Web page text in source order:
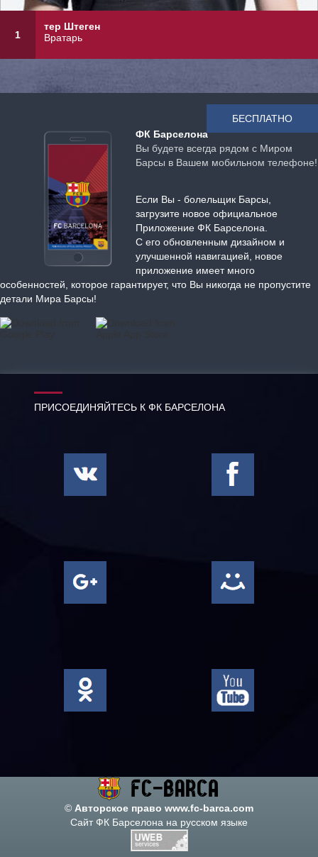
1
тер Штеген
Вратарь
ФК Барселона
Вы будете всегда рядом с Миром
Барсы в Вашем мобильном телефоне!
Если Вы - болельщик Барсы,
загрузите новое официальное
Приложение ФК Барселона.
С его обновленным дизайном и
улучшенной навигацией, новое
приложение имеет много
особенностей, которое гарантирует, что Вы никогда не пропустите
детали Мира Барсы!
БЕСПЛАТНО
ПРИСОЕДИНЯЙТЕСЬ К ФК БАРСЕЛОНА
© Авторское право www.fc-barca.com
Сайт ФК Барселона на русском языке